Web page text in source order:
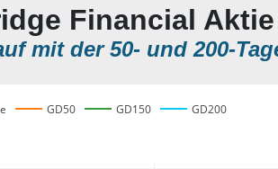
Financial
mit der 50- und 200-
GD50 GD150 GD200